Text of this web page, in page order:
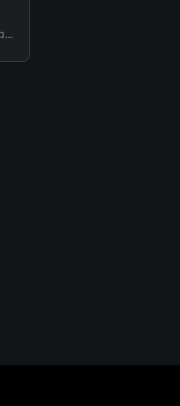
8F：世界最大級のクラシック音楽専門フロア！